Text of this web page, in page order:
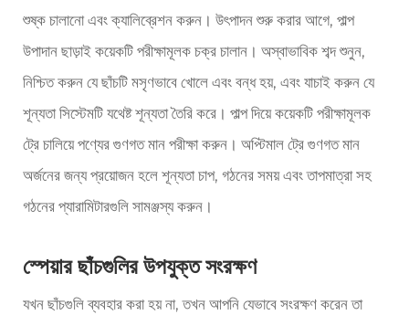
শুষ্ক চালানো এবং ক্যালিব্রেশন করুন। উৎপাদন শুরু করার আগে, পাল্প
উপাদান ছাড়াই কয়েকটি পরীক্ষামূলক চক্র চালান। অস্বাভাবিক শব্দ শুনুন,
নিশ্চিত করুন যে ছাঁচটি মসৃণভাবে খোলে এবং বন্ধ হয়, এবং যাচাই করুন যে
শূন্যতা সিস্টেমটি যথেষ্ট শূন্যতা তৈরি করে। পাল্প দিয়ে কয়েকটি পরীক্ষামূলক
ট্রে চালিয়ে পণ্যের গুণগত মান পরীক্ষা করুন। অপ্টিমাল ট্রে গুণগত মান
অর্জনের জন্য প্রয়োজন হলে শূন্যতা চাপ, গঠনের সময় এবং তাপমাত্রা সহ
গঠনের প্যারামিটারগুলি সামঞ্জস্য করুন।
স্পেয়ার ছাঁচগুলির উপযুক্ত সংরক্ষণ
যখন ছাঁচগুলি ব্যবহার করা হয় না, তখন আপনি যেভাবে সংরক্ষণ করেন তা